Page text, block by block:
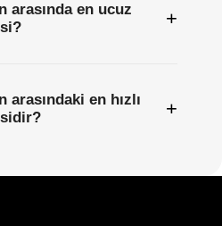
arasında en ucuz
+
en hızlı
+